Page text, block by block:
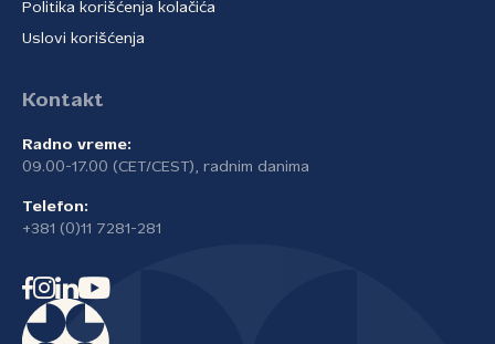
Politika korišćenja kolačića
Uslovi korišćenja
Kontakt
Radno vreme:
09.00-17.00 (CET/CEST), radnim danima
Telefon:
+381 (0)11 7281-281